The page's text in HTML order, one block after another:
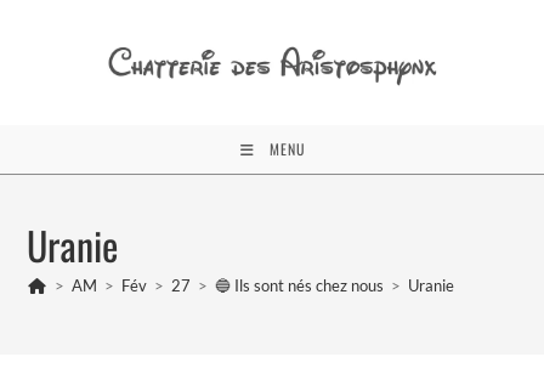
MENU
Uranie
> AM > Fév > 27 > 🔵 Ils sont nés chez nous > Uranie